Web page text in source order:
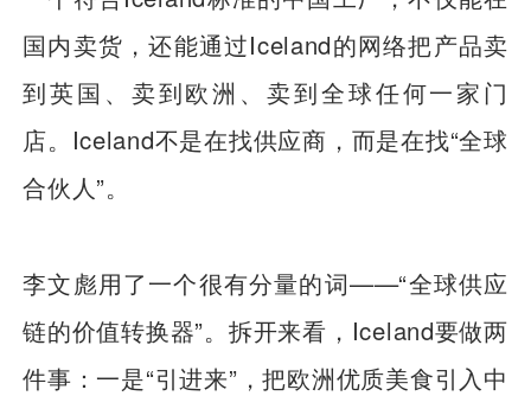
国内卖货，还能通过Iceland的网络把产品卖
到英国、卖到欧洲、卖到全球任何一家门
店。Iceland不是在找供应商，而是在找“全球
合伙人”。
李文彪用了一个很有分量的词——“全球供应
链的价值转换器”。拆开来看，Iceland要做两
件事：一是“引进来”，把欧洲优质美食引入中